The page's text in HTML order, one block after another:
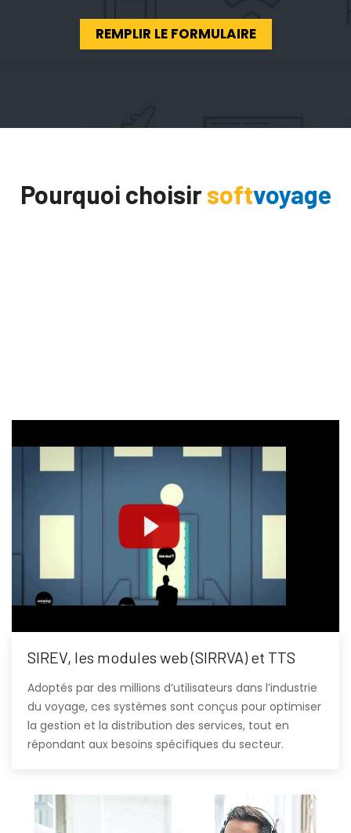
REMPLIR LE FORMULAIRE
Pourquoi choisirsoftvoyage
SIREV, les modules web (SIRRVA) et TTS
Adoptés par des millions d’utilisateurs dans l’industrie
du voyage, ces systèmes sont conçus pour optimiser
la gestion et la distribution des services, tout en
répondant aux besoins spécifiques du secteur.